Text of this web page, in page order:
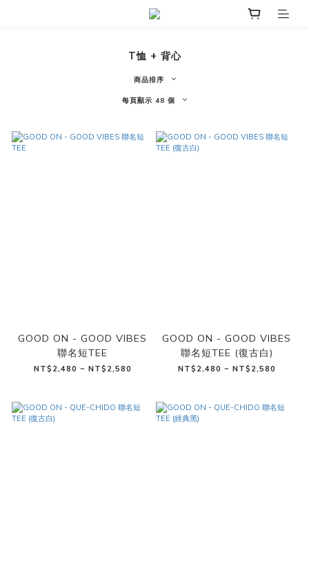
T恤 + 背心
商品排序
每頁顯示 48 個
GOOD ON - GOOD VIBES
聯名短TEE
NT$2,480 ~ NT$2,580
GOOD ON - GOOD VIBES
聯名短TEE (復古白)
NT$2,480 ~ NT$2,580